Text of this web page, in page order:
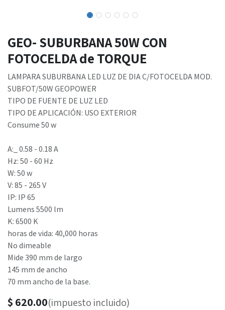
GEO- SUBURBANA 50W CON
FOTOCELDA de TORQUE
LAMPARA SUBURBANA LED LUZ DE DIA C/FOTOCELDA MOD.
SUBFOT/50W GEOPOWER
TIPO DE FUENTE DE LUZ LED
TIPO DE APLICACIÓN: USO EXTERIOR
Consume 50 w
A:_ 0.58 - 0.18 A
Hz: 50 - 60 Hz
W: 50 w
V: 85 - 265 V
IP: IP 65
Lumens 5500 lm
K: 6500 K
horas de vida: 40,000 horas
No dimeable
Mide 390 mm de largo
145 mm de ancho
70 mm ancho de la base.
$ 620.00(impuesto incluido)